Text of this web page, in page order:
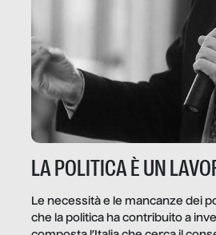
LA POLITICA È UN
Le necessità e le mancanze dei
che la politica ha contribuito a